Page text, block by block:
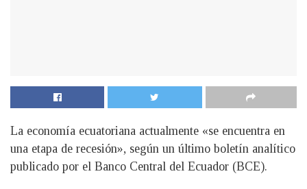
La economía ecuatoriana actualmente «se encuentra en
una etapa de recesión», según un último boletín analítico
publicado por el Banco Central del Ecuador (BCE).